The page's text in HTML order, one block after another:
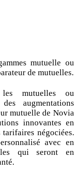
mutuelle ou
de mutuelles.
mutuelles ou
augmentations
mutuelle de Novia
innovantes en
négociées.
avec en
qui seront en